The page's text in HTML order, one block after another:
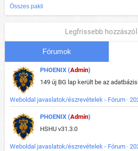
Összes pakli
Legfrissebb
Fórumok
PHOENIX (Admin)
Weboldal javaslatok/észrevételek - Fórum ·
PHOENIX (Admin)
HSHU v31.3.0
Weboldal javaslatok/észrevételek - Fórum ·